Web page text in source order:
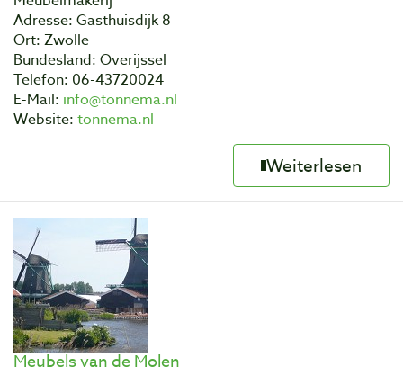
Adresse: Gasthuisdijk 8
Ort: Zwolle
Bundesland: Overijssel
Telefon: 06-43720024
E-Mail: info@tonnema.nl
Website: tonnema.nl
Weiterlesen
Meubels van de Molen